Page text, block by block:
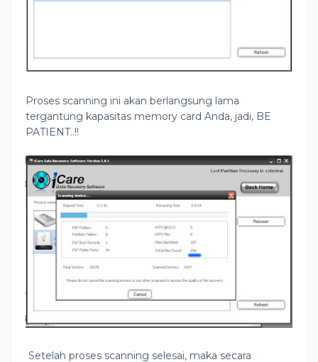
Proses scanning ini akan berlangsung lama
tergantung kapasitas memory card Anda, jadi, BE
PATIENT..!!
Setelah proses scanning selesai, maka secara